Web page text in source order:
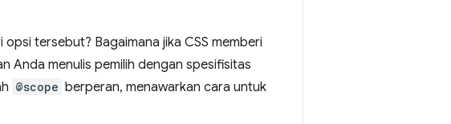
tersebut? Bagaimana jika CSS memberi
Anda menulis pemilih dengan spesifisitas
@scope berperan, menawarkan cara untuk